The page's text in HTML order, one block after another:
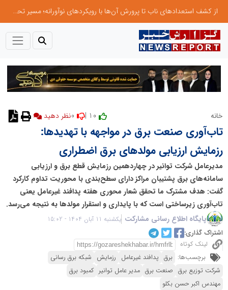
از کشف استعدادهای ناب تا پرورش آن‌ها با رویکردهای نوآورانه؛ مسیر تحول‌آفرین شنای ایران در سطح جهانی
خانه
تاب‌آوری صنعت برق در مواجهه با تهدیدها:
رزمایش ارزیابی مولدهای برق اضطراری
مدیرعامل شرکت توانیر در چهاردهمین رزمایش قطع برق و ارزیابی
سامانه‌های برق پشتیبان مراکز دارای سطح‌بندی با محوریت تداوم کارکرد
گفت: هدف مشترک ما تحقق شعار محوری هفته پدافند غیرعامل یعنی
تاب‌آوری زیرساختی است که با پایداری و استقرار مولدها به نتیجه می‌رسد.
پایگاه اطلاع رسانی مشارکت یکشنبه 11 آبان 1404 - 15:02
اشتراک گذاری:
لینک کوتاه
برچسب‌ها: برق پدافند غیرعامل رزمایش شبکه برق رسانی
شرکت توزیع برق صنعت برق مدیر عامل توانیر کمبود برق
مهندس اکبر حسن بکلو